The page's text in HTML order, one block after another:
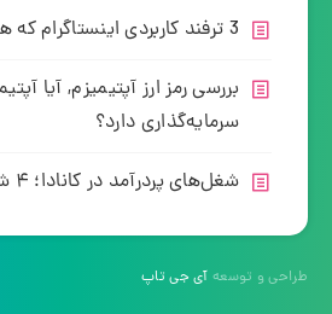
3 ترفند کاربردی اینستاگرام که همه باید بدانند
بررسی رمز ارز آپتیمیزم, آیا
سرمایه‌گذاری دارد؟
شغل‌های پردرآمد در کانادا؛ ۴ شغل آینده دار
طراحی و توسعه آی جی تاپ